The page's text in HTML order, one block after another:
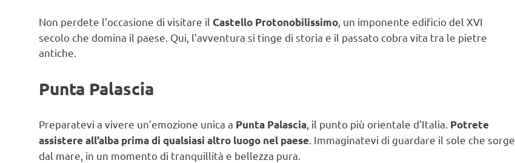
Non perdete l’occasione di visitare il Castello Protonobilissimo, un imponente edificio del XVI
secolo che domina il paese. Qui, l’avventura si tinge di storia e il passato cobra vita tra le pietre
antiche.
Punta Palascia
Preparatevi a vivere un’emozione unica a Punta Palascia, il punto più orientale d’Italia. Potrete
assistere all’alba prima di qualsiasi altro luogo nel paese. Immaginatevi di guardare il sole che sorge
dal mare, in un momento di tranquillità e bellezza pura.